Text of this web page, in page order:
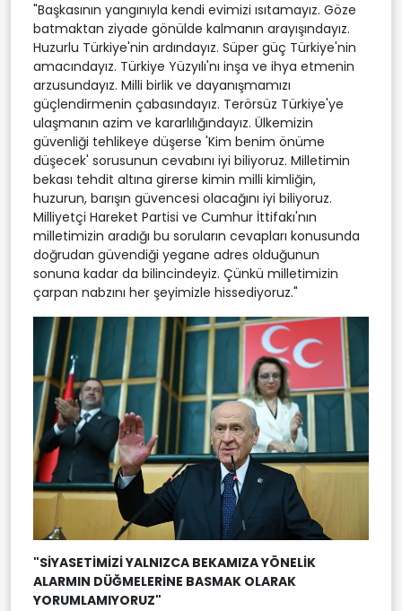
"Başkasının yangınıyla kendi evimizi ısıtamayız. Göze
batmaktan ziyade gönülde kalmanın arayışındayız.
Huzurlu Türkiye'nin ardındayız. Süper güç Türkiye'nin
amacındayız. Türkiye Yüzyılı'nı inşa ve ihya etmenin
arzusundayız. Milli birlik ve dayanışmamızı
güçlendirmenin çabasındayız. Terörsüz Türkiye'ye
ulaşmanın azim ve kararlılığındayız. Ülkemizin
güvenliği tehlikeye düşerse 'Kim benim önüme
düşecek' sorusunun cevabını iyi biliyoruz. Milletimin
bekası tehdit altına girerse kimin milli kimliğin,
huzurun, barışın güvencesi olacağını iyi biliyoruz.
Milliyetçi Hareket Partisi ve Cumhur İttifakı'nın
milletimizin aradığı bu soruların cevapları konusunda
doğrudan güvendiği yegane adres olduğunun
sonuna kadar da bilincindeyiz. Çünkü milletimizin
çarpan nabzını her şeyimizle hissediyoruz."
"SİYASETİMİZİ YALNIZCA BEKAMIZA YÖNELİK
ALARMIN DÜĞMELERİNE BASMAK OLARAK
YORUMLAMIYORUZ"